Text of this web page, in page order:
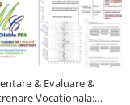
& Evaluare &
Vocationala: